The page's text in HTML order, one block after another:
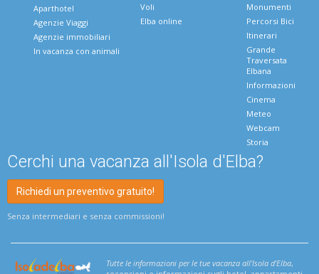
Aparthotel
Agenzie Viaggi
Agenzie immobiliari
In vacanza con animali
Voli
Elba online
Monumenti
Percorsi Bici
Itinerari
Grande
Traversata
Elbana
Informazioni
Cinema
Meteo
Webcam
Storia
Cerchi una vacanza all'Isola d'Elba?
Richiedi un preventivo gratuito!
Senza intermediari e senza commissioni!
Tutte le informazioni per le tue vacanza all'Isola d'Elba,